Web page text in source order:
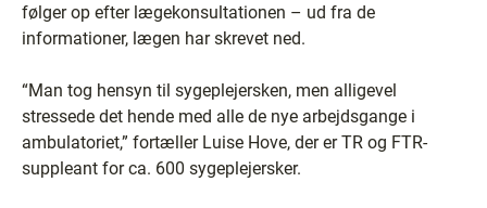
følger op efter lægekonsultationen – ud fra de
informationer, lægen har skrevet ned.
“Man tog hensyn til sygeplejersken, men alligevel
stressede det hende med alle de nye arbejdsgange i
ambulatoriet,” fortæller Luise Hove, der er TR og FTR-
suppleant for ca. 600 sygeplejersker.